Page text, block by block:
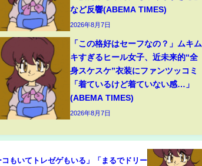
など反響(ABEMA TIMES)
2026年8月7日
「この格好はセーフなの？」ムキム
キすぎるヒール女子、近未来的“全
身スケスケ”衣装にファンツッコミ
「着ているけど着ていない感…」
(ABEMA TIMES)
2026年8月7日
コもいてトレゼゲもいる」「まるでドリー